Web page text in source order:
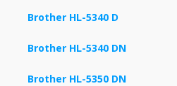
Brother HL-5340 D
Brother HL-5340 DN
Brother HL-5350 DN